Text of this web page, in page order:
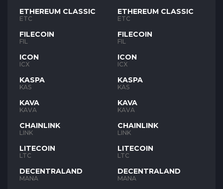
ETHEREUM CLASSIC
ETC
FILECOIN
FIL
ICON
ICX
KASPA
KAS
KAVA
KAVA
CHAINLINK
LINK
LITECOIN
LTC
DECENTRALAND
MANA
ETHEREUM CLASSIC
ETC
FILECOIN
FIL
ICON
ICX
KASPA
KAS
KAVA
KAVA
CHAINLINK
LINK
LITECOIN
LTC
DECENTRALAND
MANA